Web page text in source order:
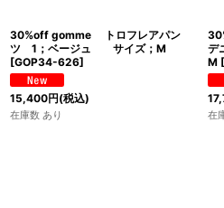
30%off gomme トロフレアパン
ツ 1；ベージュ サイズ；M
[GOP34-626]
15,400円(税込)
在庫数 あり
デ
M [
在